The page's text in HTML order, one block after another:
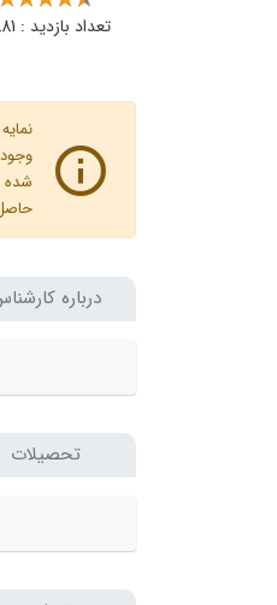
تعداد بازدید : 4881
شده
درباره
تحصیلات